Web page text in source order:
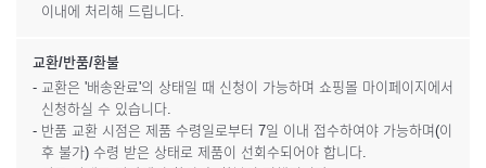
이내에 처리해 드립니다.
교환/반품/환불
- 교환은 '배송완료'의 상태일 때 신청이 가능하며 쇼핑몰 마이페이지에서
신청하실 수 있습니다.
- 반품 교환 시점은 제품 수령일로부터 7일 이내 접수하여야 가능하며(이
후 불가) 수령 받은 상태로 제품이 선회수되어야 합니다.